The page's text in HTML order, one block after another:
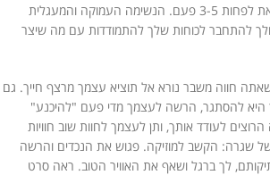
הפה. וחוזר חלילה. עשה זאת לפחות 3-5 פעם. הנשימה העמוקה והמעגלית
להתחבר לכוחות שלך להתמודדות עם מה שיצר
חווה משבר נורא אל תוציא עצמך מרצף חייך. גם
היא להסתגר, הרשה לעצמך מדי פעם "להיכנע"
לעודד אותך, ותן לעצמך לחוות שוב חוויות
שגרה: הקשב למוזיקה. פגוש את הנכדים והרשה
לך ברגל ושאף את האוויר הטוב. ראה סרט